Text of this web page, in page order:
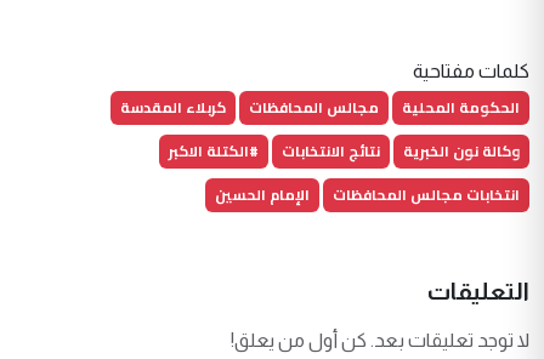
كلمات مفتاحية
الحكومة المحلية مجالس المحافظات
كربلاء المقدسة
وكالة نون الخبرية
نتائج الانتخابات
#الكتلة الاكبر
انتخابات مجالس المحافظات
الإمام الحسين
التعليقات
لا توجد تعليقات بعد. كن أول من يعلق!